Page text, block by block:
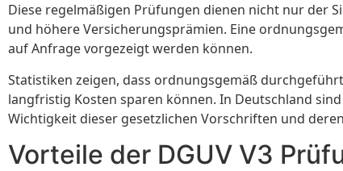
Diese regelmäßigen Prüfungen dienen nicht nur der
und höhere Versicherungsprämien. Eine
auf Anfrage vorgezeigt werden können.
Statistiken zeigen, dass ordnungsgemäß
langfristig Kosten sparen können. In Deutschland
Wichtigkeit dieser gesetzlichen Vorschriften und
Vorteile der DGUV V3